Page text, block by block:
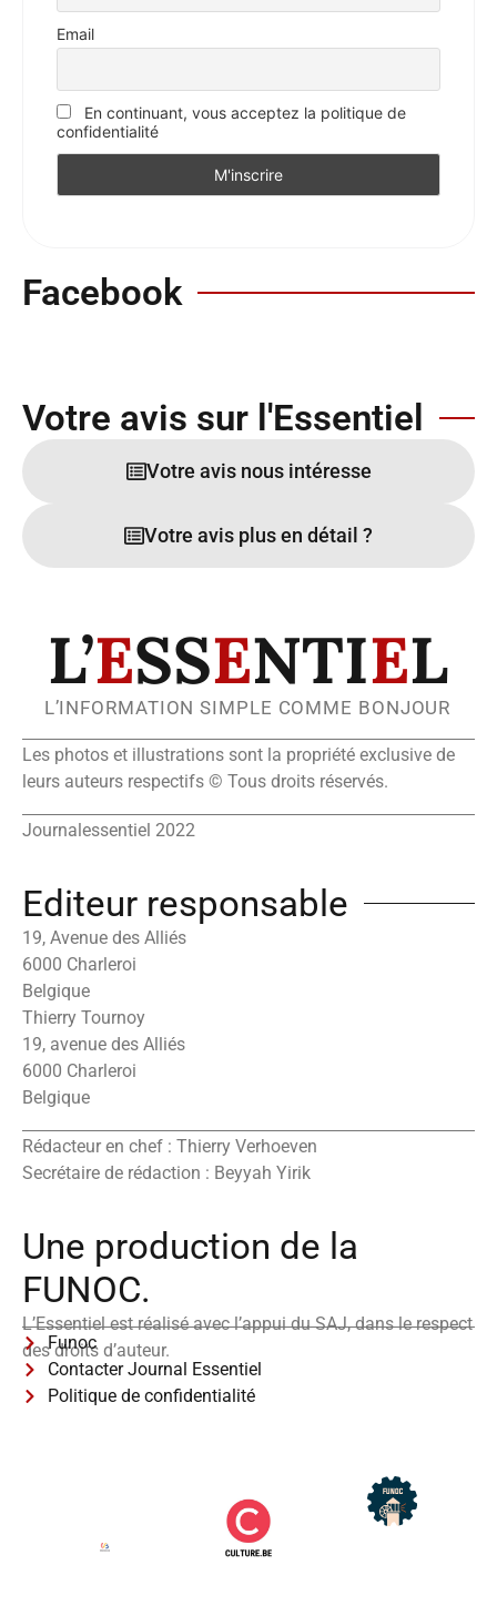
Email
En continuant, vous acceptez la politique de
confidentialité
Facebook
Votre avis sur l'Essentiel
Votre avis nous intéresse
Votre avis plus en détail ?
L’ESSENTIEL
L’INFORMATION SIMPLE COMME BONJOUR
Les photos et illustrations sont la propriété exclusive de
leurs auteurs respectifs © Tous droits réservés.
Journalessentiel 2022
Editeur responsable
19, Avenue des Alliés
6000 Charleroi
Belgique
Thierry Tournoy
19, avenue des Alliés
6000 Charleroi
Belgique
Rédacteur en chef : Thierry Verhoeven
Secrétaire de rédaction : Beyyah Yirik
Une production de la
FUNOC.
L’Essentiel est réalisé avec l’appui du SAJ, dans le respect
des droits d’auteur.
Funoc
Contacter Journal Essentiel
Politique de confidentialité